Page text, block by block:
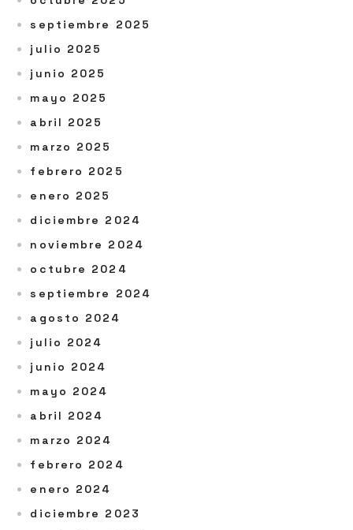
septiembre 2025
julio 2025
junio 2025
mayo 2025
abril 2025
marzo 2025
febrero 2025
enero 2025
diciembre 2024
noviembre 2024
octubre 2024
septiembre 2024
agosto 2024
julio 2024
junio 2024
mayo 2024
abril 2024
marzo 2024
febrero 2024
enero 2024
diciembre 2023